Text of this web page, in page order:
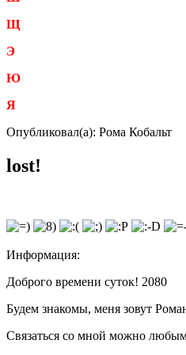
Щ
Э
Ю
Я
Опубликовал(а): Рома Кобальт
lost!
Информация:
Доброго времени суток! 2080
Будем знакомы, меня зовут
Связаться со мной можно